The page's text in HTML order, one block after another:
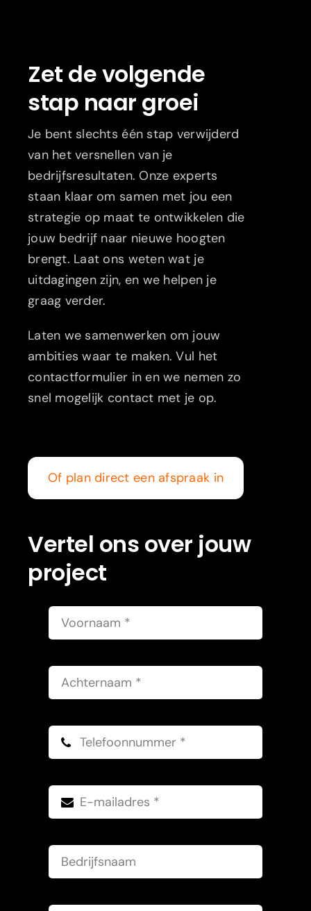
Zet de volgende
stap naar groei
Je bent slechts één stap verwijderd
van het versnellen van je
bedrijfsresultaten. Onze experts
staan klaar om samen met jou een
strategie op maat te ontwikkelen die
jouw bedrijf naar nieuwe hoogten
brengt. Laat ons weten wat je
uitdagingen zijn, en we helpen je
graag verder.
Laten we samenwerken om jouw
ambities waar te maken. Vul het
contactformulier in en we nemen zo
snel mogelijk contact met je op.
Of plan direct een afspraak in
Vertel ons over jouw
project